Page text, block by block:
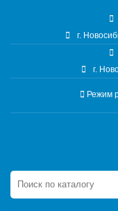
г.
г.
Режим